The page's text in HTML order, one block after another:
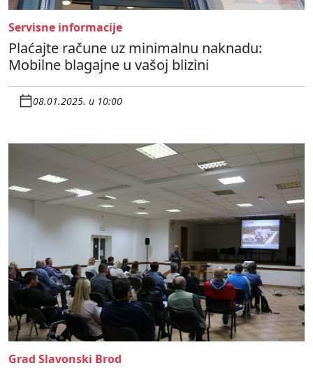
Servisne informacije
Plaćajte račune uz minimalnu naknadu:
Mobilne blagajne u vašoj blizini
08.01.2025. u 10:00
Grad Slavonski Brod